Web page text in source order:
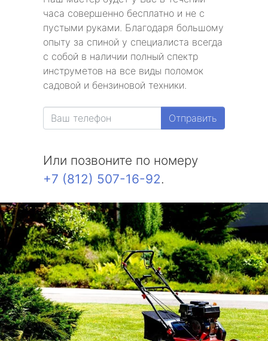
часа совершенно бесплатно и не с
пустыми руками. Благодаря большому
опыту за спиной у специалиста всегда
с собой в наличии полный спектр
инструметов на все виды поломок
садовой и бензиновой техники.
Отправить
Или позвоните по номеру
+7 (812) 507-16-92.